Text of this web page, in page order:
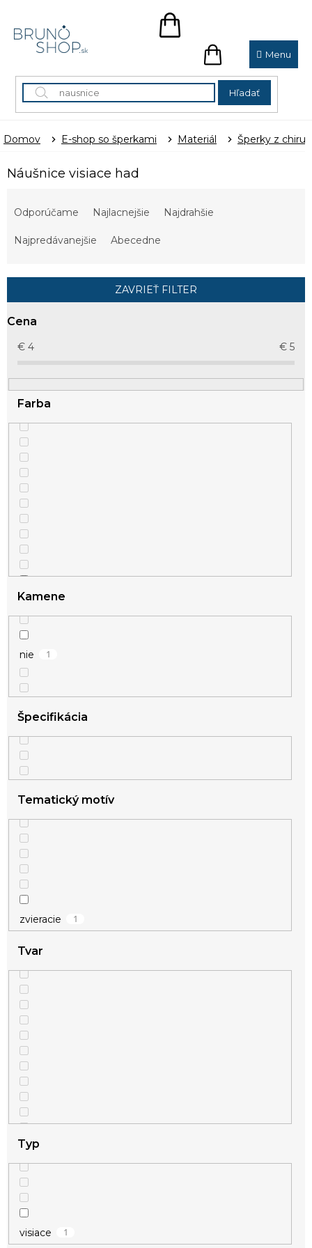
obsah
Hľadať
NÁKUPNÝ
NÁKUPNÝ
KOŠÍK
Domov E-shop so šperkami Materiál Šperky z
Náušnice visiace had
p
r
k
t
v
Odporúčame Najlacnejšie Najdrahšie
Najpredávanejšie Abecedne
ZAVRIEŤ FILTER
Cena
€ 4 € 5
Farba
strieborná
Kamene
nie 1
Špecifikácia
Tematický motív
zvieracie 1
Tvar
Typ
visiace 1